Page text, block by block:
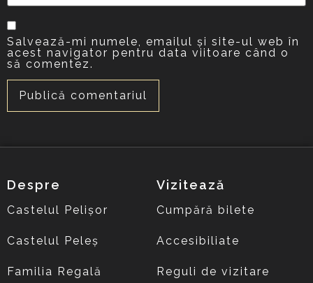
Salvează-mi numele, emailul și site-ul web în
acest navigator pentru data viitoare când o
să comentez.
Despre
Castelul Pelișor
Castelul Peleș
Familia Regală
Vizitează
Cumpără bilete
Accesibiliate
Reguli de vizitare